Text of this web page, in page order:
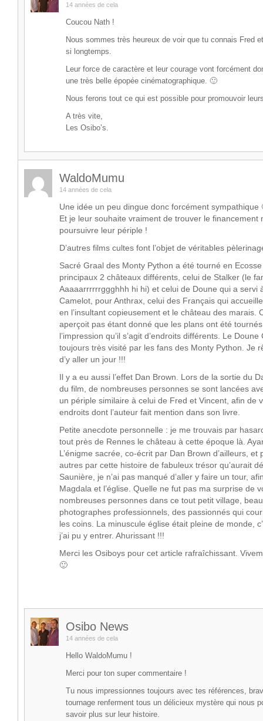
14 années de cela
Coucou Nath !
Nous sommes très heureux de voir que tu connais Fred
si longtemps.
Leur force de caractère et leur courage vont forcément
une très belle épopée cinématographique. 🙂
Nous ferons tout ce qui est possible pour promouvoir
A très vite,
Les Osibo’s.
WaldoMumu
14 années de cela
Une idée un peu dingue donc forcément sympathique
Et je leur souhaite vraiment de trouver le financement
poursuivre leur périple !
D’autres films cultes font l’objet de véritables
Sacré Graal des Monty Python a été tourné en
principaux 2 châteaux différents, celui de Stalker (le
Aaaaarrrrrrggghhh hi hi) et celui de Doune qui a servi
Camelot, pour Anthrax, celui des Français qui
en l’insultant copieusement et le château des marais.
aperçoit pas étant donné que les plans ont été
l’impression qu’il s’agit d’endroits différents. Le Doune
toujours très visité par les fans des Monty Python. Je
d’y aller un jour !!!
Il y a eu aussi l’effet Dan Brown. Lors de la sortie du
du film, de nombreuses personnes se sont lancées
un périple similaire à celui de Fred et Vincent, afin de
endroits dont l’auteur fait mention dans son livre.
Petite anecdote personnelle : je me trouvais par
tout près de Rennes le château à cette époque là.
L’énigme sacrée, co-écrit par Dan Brown d’ailleurs, et
autres par cette histoire de fabuleux trésor qu’aurait
Saunière, je n’ai pas manqué d’aller y faire un tour,
Magdala et l’église. Quelle ne fut pas ma surprise de
nombreuses personnes dans ce tout petit village,
photographes professionnels, des passionnés qui
les coins. La minuscule église était pleine de monde,
j’ai pu y entrer. Ahurissant !!!
Merci les Osiboys pour cet article rafraîchissant.
🙂
Osibo News
14 années de cela
Hello WaldoMumu !
Merci pour ton super commentaire !
Tu nous impressionnes toujours avec tes références,
tournage renferment tous un délicieux mystère qui nous
savoir plus sur leur histoire.